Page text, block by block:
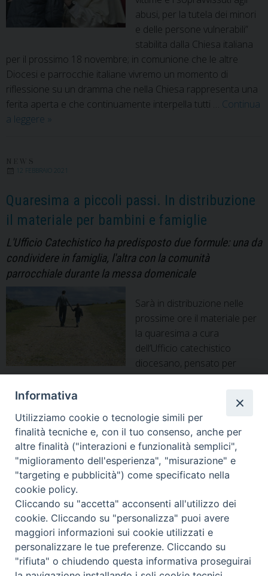
abusi, per la tutela dei minori
e delle persone vulnerabili”
stabilita dalla Chiesa italiana
per il prossimo 18 novembre; in comunione che le altre
Diocesi e parrocchie italiane vivremo un momento di
riflessione su un dramma che nella Chiesa rappresenta una
ferita aperta e che continuamente interpella tutti … Continua
a leggere Giovedì
Giornata
di
preghiera
per
le
vittime
abusi
»
12 FEBBRAIO 2021
Quaresima a piccoli passi. In distribuzione
il materiale per bambini e famiglie
L'Ufficio Catechistico ha predisposto due formule: una da
condividere in famiglia, l'altra con la comunità
parrocchiale durante la messa domenicale
Sarà in distribuzione nelle
prossime ore il materiale per
la quaresima a cura
dell’Ufficio catechistico
diocesano, pensato per
bambini e famiglie. A partire
dal Mercoledì delle Ceneri, quest’anno il 17 febbraio, ha
inizio quel cammino che chiede al credente di liberarsi dal
peso del peccato, frutto di una quotidianità vissuta in
maniera non aderente al Vangelo, nel pantano di illusioni
personali, di piccole vanità ed …Continua a leggere
a
piccoli
passi.
In
il
materiale
»
Diocesi di Alife-Caiazzo
Via Angelo Scorciarini Coppola, 234
Tel: 0823.786166 / 0823.912707
Email:info@diocesialifecaiazzo.it
Informativa
Utilizziamo cookie o tecnologie simili per
finalità tecniche e, con il tuo consenso, anche per
altre finalità ("interazioni e funzionalità semplici",
"miglioramento dell'esperienza", "misurazione" e
"targeting e pubblicità") come specificato nella
cookie policy.
Cliccando su "accetta" acconsenti all'utilizzo dei
cookie. Cliccando su "personalizza" puoi avere
maggiori informazioni sui cookie utilizzati e
personalizzare le tue preferenze. Cliccando su
"rifiuta" o chiudendo questa informativa proseguirai